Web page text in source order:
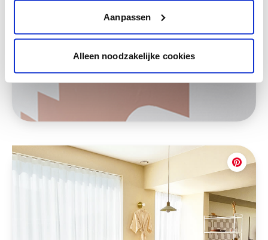
Aanpassen
Alleen noodzakelijke cookies